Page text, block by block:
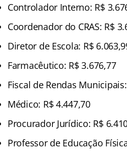
Controlador Interno: R$
Coordenador do CRAS: R$
Diretor de Escola: R$
Farmacêutico: R$ 3.676,77
Fiscal de Rendas
Médico: R$ 4.447,70
Procurador Jurídico: R$
Professor de Educação